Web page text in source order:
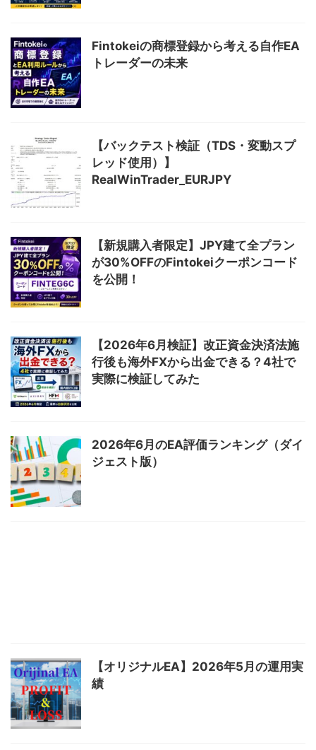
Fintokeiの商標登録から考える自作EA
トレーダーの未来
【バックテスト検証（TDS・変動スプ
レッド使用）】
RealWinTrader_EURJPY
【新規購入者限定】JPY建て全プラン
が30%OFFのFintokeiクーポンコード
を公開！
【2026年6月検証】改正資金決済法施
行後も海外FXから出金できる？4社で
実際に検証してみた
2026年6月のEA評価ランキング（ダイ
ジェスト版）
【オリジナルEA】2026年5月の運用実
績